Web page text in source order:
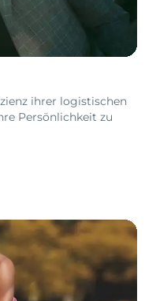
ihrer logistischen
Persönlichkeit zu